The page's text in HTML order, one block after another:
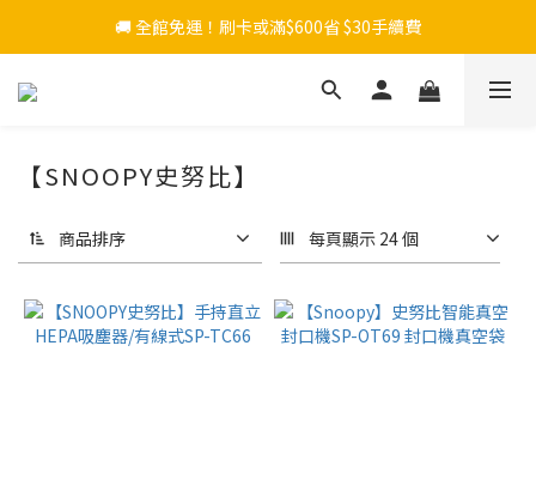
🚚 全館免運！刷卡或滿$600省 $30手續費
【SNOOPY史努比】
商品排序 每頁顯示 24 個